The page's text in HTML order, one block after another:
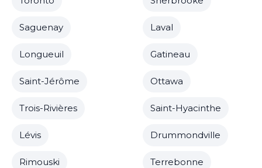
Saguenay Laval
Longueuil Gatineau
Saint-Jérôme Ottawa
Trois-Rivières Saint-Hyacinthe
Lévis Drummondville
Rimouski Terrebonne